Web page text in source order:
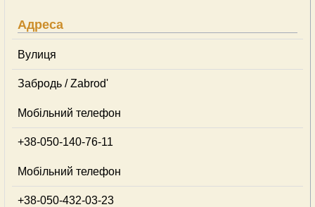
Адреса
Вулиця
Забродь / Zabrod'
Мобільний телефон
+38-050-140-76-11
Мобільний телефон
+38-050-432-03-23